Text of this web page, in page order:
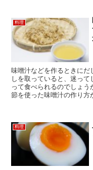
料理
味噌汁などを作るときに
しを取っていると、迷っ
って食べられるのでしょ
節を使った味噌汁の作り方
料理